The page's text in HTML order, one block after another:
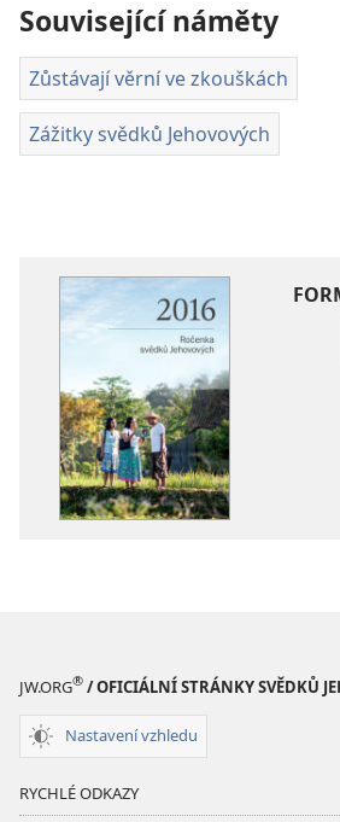
Související náměty
Zůstávají věrní ve zkouškách
Zážitky svědků Jehovových
JW.ORG® / OFICIÁLNÍ STRÁNKY SVĚDKŮ
Nastavení vzhledu
RYCHLÉ ODKAZY